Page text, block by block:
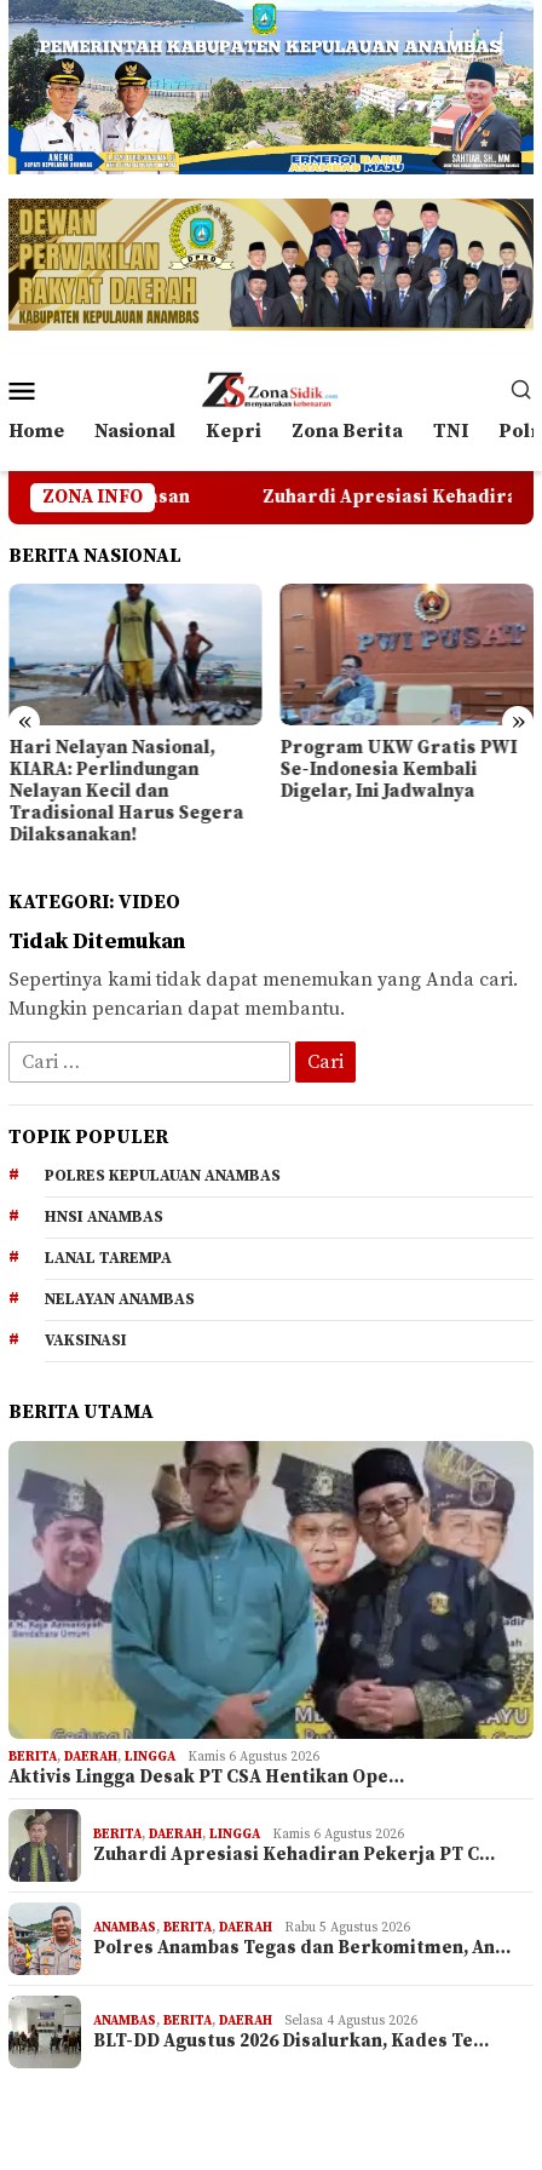
Loncat
ke
konten
Mobile
Home Nasional Kepri Zona Berita TNI
ZONA INFO Zuhardi Apresiasi Kehadiran Pekerja PT
BERITA NASIONAL
« »
Hari Nelayan Nasional,
KIARA: Perlindungan
Nelayan Kecil dan
Tradisional Harus Segera
Dilaksanakan!
Program UKW Gratis PWI
Se-Indonesia Kembali
Digelar, Ini Jadwalnya
KATEGORI: VIDEO
Tidak Ditemukan
Sepertinya kami tidak dapat menemukan yang Anda cari.
Mungkin pencarian dapat membantu.
Cari
untuk:
TOPIK POPULER
POLRES KEPULAUAN ANAMBAS
HNSI ANAMBAS
LANAL TAREMPA
NELAYAN ANAMBAS
VAKSINASI
BERITA UTAMA
BERITA, DAERAH, LINGGA Kamis 6 Agustus 2026
Aktivis Lingga Desak PT CSA Hentikan Ope…
BERITA, DAERAH, LINGGA Kamis 6 Agustus 2026
Zuhardi Apresiasi Kehadiran Pekerja PT C…
ANAMBAS, BERITA, DAERAH Rabu 5 Agustus 2026
Polres Anambas Tegas dan Berkomitmen, An…
ANAMBAS, BERITA, DAERAH Selasa 4 Agustus 2026
BLT-DD Agustus 2026 Disalurkan, Kades Te…